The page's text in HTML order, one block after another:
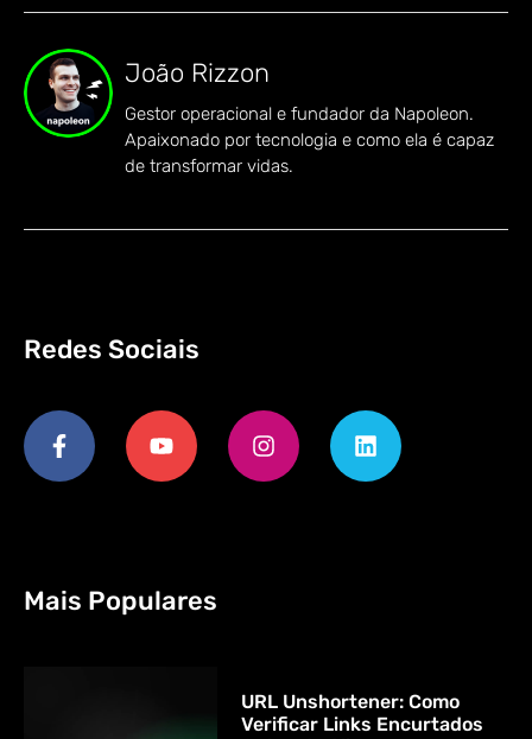
João Rizzon
Gestor operacional e fundador da Napoleon.
Apaixonado por tecnologia e como ela é capaz
de transformar vidas.
Redes Sociais
Mais Populares
URL Unshortener: Como
Verificar Links Encurtados